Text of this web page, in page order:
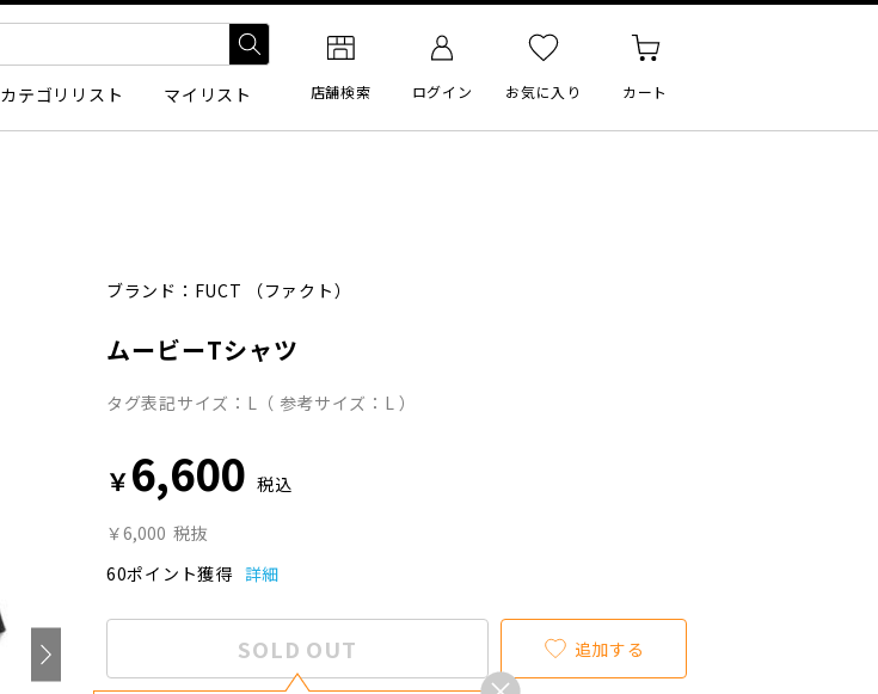
カテゴリリスト マイリスト 店舗検索 ログイン お気に入り カート
ブランド： FUCT （ファクト）
ムービーTシャツ
タグ表記サイズ：L（ 参考サイズ：L ）
￥6,600 税込
￥6,000 税抜
60ポイント獲得 詳細
SOLD OUT 追加する